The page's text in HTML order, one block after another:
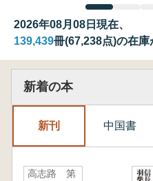
2026年08月08日現在、
139,439冊(67,238点)の在庫
新着の本
新刊 中国書
高志路 第